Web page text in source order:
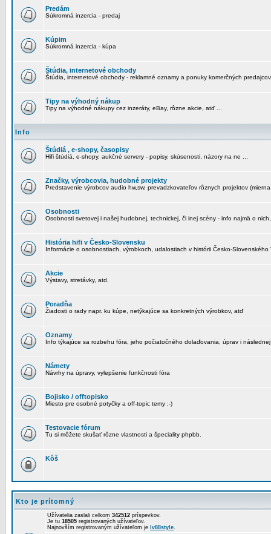
Predám
Súkromná inzercia - predaj
Kúpim
Súkromná inzercia - kúpa
Štúdia, internetové obchody
Štúdia, internetové obchody - reklamné oznamy a ponuky komerčných predajcov
Tipy na výhodný nákup
Tipy na výhodné nákupy cez inzeráty, eBay, rôzne akcie, atď ...
Info
Štúdiá , e-shopy, časopisy
Hifi štúdiá, e-shopy, aukčné servery - popisy, skúsenosti, názory na ne ...
Značky, výrobcovia, hudobné projekty
Predstavenie výrobcov audio hw,sw, prevadzkovateľov rôznych projektov
Osobnosti
Osobnosti svetovej i našej hudobnej, technickej, či inej scény - info najmä o
História hifi v Česko-Slovensku
Informácie o osobnostiach, výrobkoch, udalostiach v histórii Česko-Slovenského
Akcie
Výstavy, stretávky, atd.
Poradňa
Žiadosti o rady napr. ku kúpe, netýkajúce sa konkretných výrobkov, atď
Oznamy
Info týkajúce sa rozbehu fóra, jeho počiatočného dolaďovania, úprav i
Námety
Návrhy na úpravy, vylepšenie funkčnosti fóra
Bojisko / offtopisko
Miesto pre osobné potyčky a off-topic temy :-)
Testovacie fórum
Tu si môžete skušať rôzne vlastnosti a špeciality phpbb.
Kôš
Kto je prítomný
Užívatelia zaslali celkom 342512 príspevkov.
Je tu 18505 registrovaných užívateľov.
Najnovším registrovaným užívateľom je lv88style.